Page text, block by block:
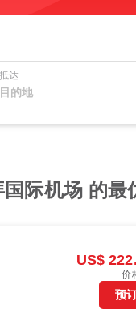
抵达
际机场 的最
US$
价
预